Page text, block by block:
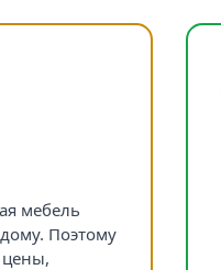
мебель
Поэтому
цены,